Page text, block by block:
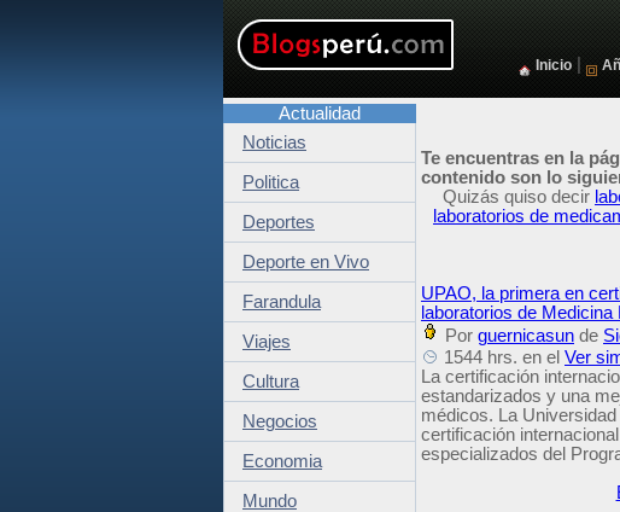
Inicio
Te encuentras en la
contenido son lo
Quizás quiso decir
laboratorios de
UPAO, la primera en
laboratorios de Medicina
Por guernicasun de
1544 hrs. en el Ver
La certificación
estandarizados y una
médicos. La
certificación
especializados del
Actualidad
Noticias
Politica
Deportes
Deporte en Vivo
Farandula
Viajes
Cultura
Negocios
Economia
Mundo